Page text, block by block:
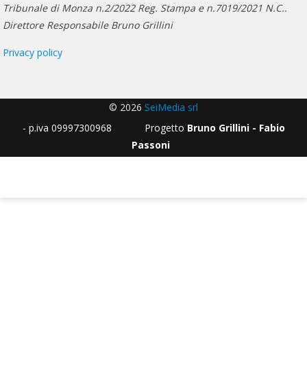
Tribunale di Monza n.2/2022 Reg. Stampa e n.7019/2021 N.C..
Direttore Responsabile Bruno Grillini
Privacy policy
© 2026 SeiMedia srl
- p.iva 09997300968 Progetto Bruno Grillini - Fabio
Passoni